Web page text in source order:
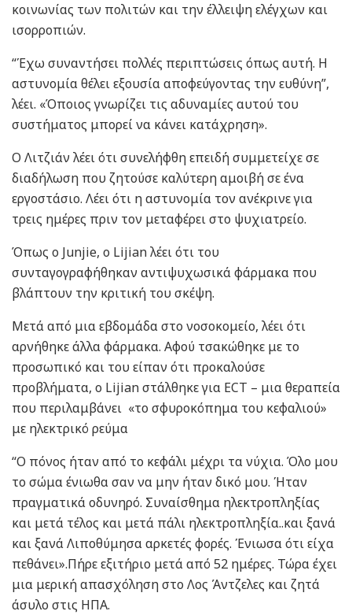
κοινωνίας των πολιτών και την έλλειψη ελέγχων και
ισορροπιών.
“Έχω συναντήσει πολλές περιπτώσεις όπως αυτή. Η
αστυνομία θέλει εξουσία αποφεύγοντας την ευθύνη”,
λέει. «Όποιος γνωρίζει τις αδυναμίες αυτού του
συστήματος μπορεί να κάνει κατάχρηση».
Ο Λιτζιάν λέει ότι συνελήφθη επειδή συμμετείχε σε
διαδήλωση που ζητούσε καλύτερη αμοιβή σε ένα
εργοστάσιο. Λέει ότι η αστυνομία τον ανέκρινε για
τρεις ημέρες πριν τον μεταφέρει στο ψυχιατρείο.
Όπως ο Junjie, ο Lijian λέει ότι του
συνταγογραφήθηκαν αντιψυχωσικά φάρμακα που
βλάπτουν την κριτική του σκέψη.
Μετά από μια εβδομάδα στο νοσοκομείο, λέει ότι
αρνήθηκε άλλα φάρμακα. Αφού τσακώθηκε με το
προσωπικό και του είπαν ότι προκαλούσε
προβλήματα, ο Lijian στάλθηκε για ECT – μια θεραπεία
που περιλαμβάνει «το σφυροκόπημα του κεφαλιού»
με ηλεκτρικό ρεύμα
“Ο πόνος ήταν από το κεφάλι μέχρι τα νύχια. Όλο μου
το σώμα ένιωθα σαν να μην ήταν δικό μου. Ήταν
πραγματικά οδυνηρό. Συναίσθημα ηλεκτροπληξίας
και μετά τέλος και μετά πάλι ηλεκτροπληξία..και ξανά
και ξανά Λιποθύμησα αρκετές φορές. Ένιωσα ότι είχα
πεθάνει».Πήρε εξιτήριο μετά από 52 ημέρες. Τώρα έχει
μια μερική απασχόληση στο Λος Άντζελες και ζητά
άσυλο στις ΗΠΑ.